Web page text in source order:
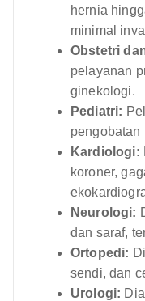
hernia
minimal
Obstetri
pelayanan
ginekologi.
Pediatri:
pengobatan
Kardiologi:
koroner,
Neurologi:
dan saraf,
Ortopedi:
sendi, dan
Urologi: